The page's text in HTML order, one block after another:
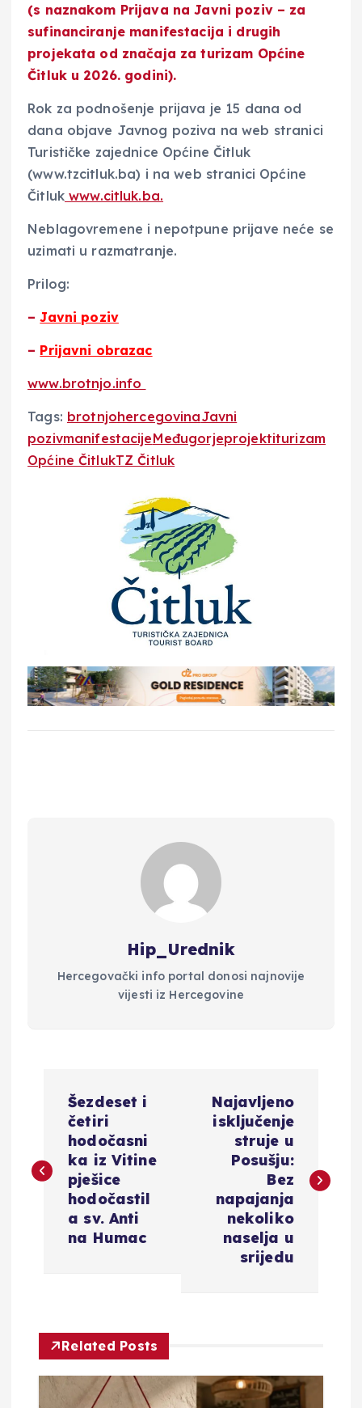
(s naznakom Prijava na Javni poziv – za
sufinanciranje manifestacija i drugih
projekata od značaja za turizam Općine
Čitluk u 2026. godini).
Rok za podnošenje prijava je 15 dana od
dana objave Javnog poziva na web stranici
Turističke zajednice Općine Čitluk
(www.tzcitluk.ba) i na web stranici Općine
Čitlukwww.citluk.ba.
Neblagovremene i nepotpune prijave neće se
uzimati u razmatranje.
Prilog:
–Javni poziv
– Prijavni obrazac
www.brotnjo.info
Tags: brotnjohercegovinaJavni
pozivmanifestacijeMeđugorjeprojektiturizam
Općine ČitlukTZ Čitluk
Hip_Urednik
Hercegovački info portal donosi najnovije
vijesti iz Hercegovine
v
c
Šezdeset i
četiri
hodočasni
ka iz Vitine
pješice
hodočastil
a sv. Anti
na Humac
Najavljeno
isključenje
struje u
Posušju:
Bez
napajanja
nekoliko
naselja u
srijedu
Related Posts